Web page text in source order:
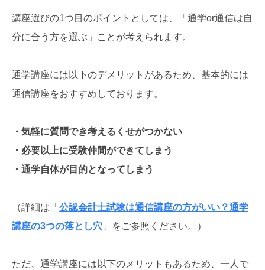
講座選びの1つ目のポイントとしては、「通学or通信は自
分に合う方を選ぶ」ことが考えられます。
通学講座には以下のデメリットがあるため、基本的には
通信講座をおすすめしております。
・気軽に質問でき考えるくせがつかない
・必要以上に受験仲間ができてしまう
・通学自体が目的となってしまう
（詳細は「 公認会計士試験は通信講座の方がいい？通学
講座の3つの落とし穴 」をご参照ください。）
ただ、通学講座には以下のメリットもあるため、一人で